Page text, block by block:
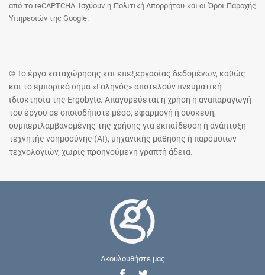
από το reCAPTCHA. Ισχύουν η Πολιτική Απορρήτου και οι Όροι Παροχής
Υπηρεσιών της Google.
© Το έργο καταχώρησης και επεξεργασίας δεδομένων, καθώς
και το εμπορικό σήμα «Γαληνός» αποτελούν πνευματική
ιδιοκτησία της Ergobyte. Απαγορεύεται η χρήση ή αναπαραγωγή
του έργου σε οποιοδήποτε μέσο, εφαρμογή ή συσκευή,
συμπεριλαμβανομένης της χρήσης για εκπαίδευση ή ανάπτυξη
τεχνητής νοημοσύνης (AI), μηχανικής μάθησης ή παρόμοιων
τεχνολογιών, χωρίς προηγούμενη γραπτή άδεια.
Ακουλουθήστε μας